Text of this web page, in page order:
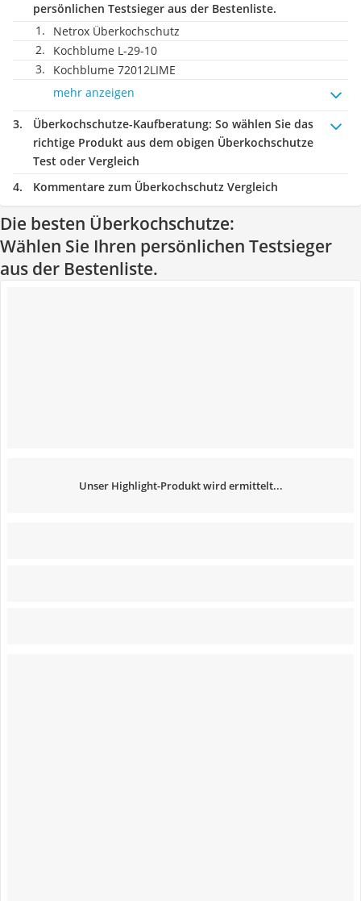
persönlichen Testsieger aus der Bestenliste.
Netrox Überkochschutz
Kochblume L-29-10
Kochblume 72012LIME
mehr anzeigen
Überkochschutze-Kaufberatung: So wählen Sie das
richtige Produkt aus dem obigen Überkochschutze
Test oder Vergleich
Kommentare zum Überkochschutz Vergleich
Die besten Überkochschutze:
Wählen Sie Ihren persönlichen Testsieger
aus der Bestenliste.
Unser Highlight-Produkt wird ermittelt...